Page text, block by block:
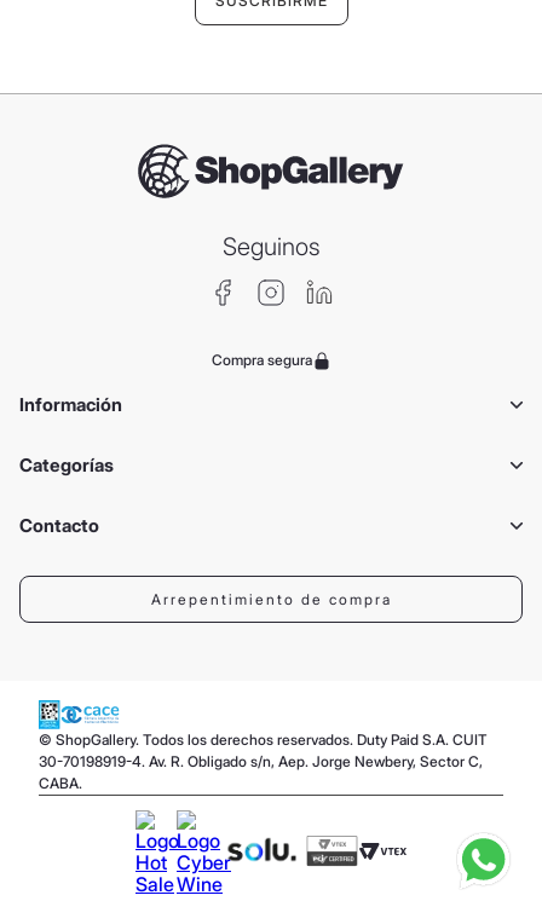
Seguinos
Compra segura
Información
Categorías
Contacto
Arrepentimiento de compra
© ShopGallery. Todos los derechos reservados. Duty Paid S.A. CUIT
30-70198919-4. Av. R. Obligado s/n, Aep. Jorge Newbery, Sector C,
CABA.